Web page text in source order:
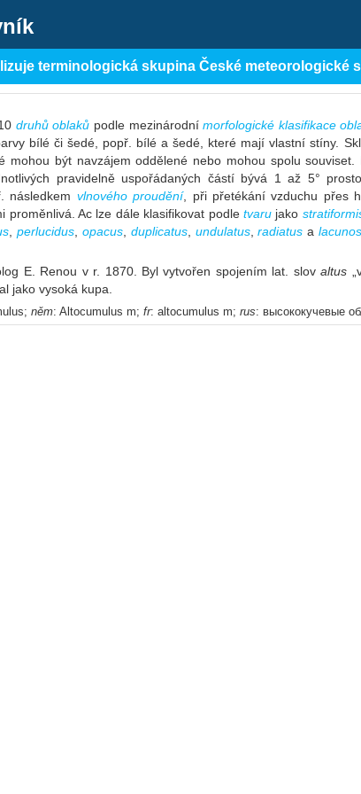
terminologická skupina České meteorologické
druhů oblaků podle mezinárodnímorfologické klasifikace
bílé či šedé, popř. bílé a šedé, které mají vlastní stíny.
mohou být navzájem oddělené nebo mohou spolu
pravidelně uspořádaných částí bývá 1 až 5°
následkem vlnového proudění, při přetékání vzduchu přes
proměnlivá. Ac lze dále klasifikovat podle tvarujako
, perlucidus, opacus, duplicatus, undulatus,radiatus a
E. Renou v r. 1870. Byl vytvořen spojením lat. slovaltus
jako vysoká kupa.
něm: Altocumulus m; fr: altocumulus m; rus: высококучевые